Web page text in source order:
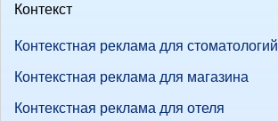
Контекст
Контекстная реклама для стоматологий
Контекстная реклама для магазина
Контекстная реклама для отеля